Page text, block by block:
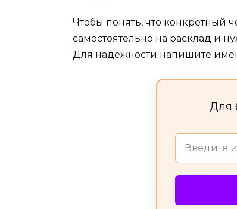
Чтобы понять, что конкретный
самостоятельно на расклад и
Для надежности напишите
Для